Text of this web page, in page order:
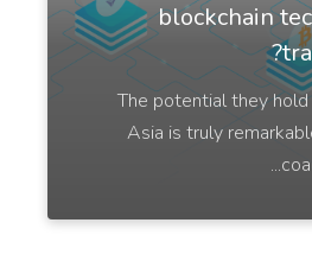
Catchy titles that attract
blockchain
The potential they
Asia is truly